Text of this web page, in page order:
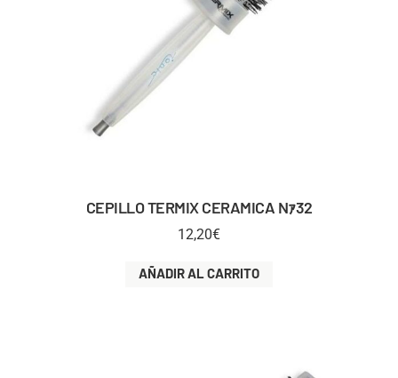
CEPILLO TERMIX CERAMICA Nｧ32
12,20€
AÑADIR AL CARRITO